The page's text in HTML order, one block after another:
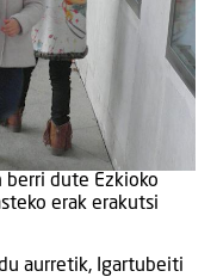
dute Ezkioko
erak erakutsi
aurretik, Igartubeiti